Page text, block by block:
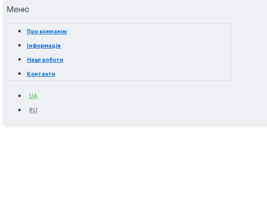
Меню
Про компанію
Інформація
Наші роботи
Контакти
UA
RU